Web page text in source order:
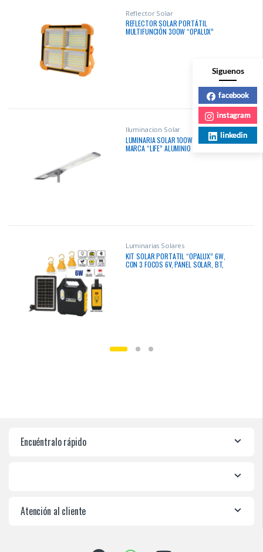
Reflector Solar
REFLECTOR SOLAR PORTÁTIL
MULTIFUNCIÓN 300W “OPALUX”
Iluminacion Solar
LUMINARIA SOLAR 100W PROFESIONAL
MARCA “LIFE” ALUMINIO 210LM/W PANEL
Luminarias Solares
KIT SOLAR PORTATIL “OPALUX” 6W,
CON 3 FOCOS 6V, PANEL SOLAR, BT,
Encuéntralo rápido
Atención al cliente
Siguenos
facebook
instagram
linkedin